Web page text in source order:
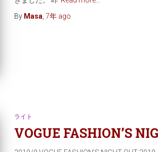
By Masa 7年ago
ライト
VOGUE FASHION’S